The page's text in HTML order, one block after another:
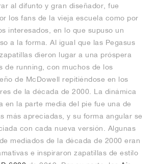
al difunto y gran diseñador, fue
los fans de la vieja escuela como por
interesados, en lo que supuso un
a la forma. Al igual que las Pegasus
dieron lugar a una próspera
de running, con muchos de los
de McDowell repitiéndose en los
de la década de 2000. La dinámica
en la parte media del pie fue una de
más apreciadas, y su forma angular se
con cada nueva versión. Algunas
mediados de la década de 2000 eran
e inspiraron zapatillas de estilo